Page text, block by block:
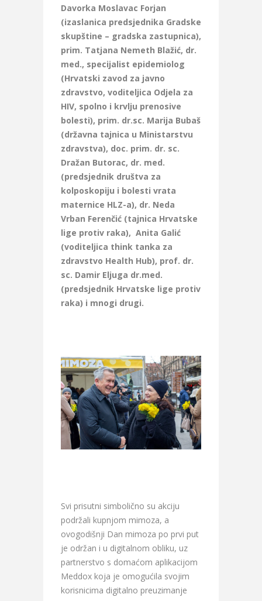
Davorka Moslavac Forjan
(izaslanica predsjednika Gradske
skupštine – gradska zastupnica),
prim. Tatjana Nemeth Blažić, dr.
med., specijalist epidemiolog
(Hrvatski zavod za javno
zdravstvo, voditeljica Odjela za
HIV, spolno i krvlju prenosive
bolesti), prim. dr.sc. Marija Bubaš
(državna tajnica u Ministarstvu
zdravstva), doc. prim. dr. sc.
Dražan Butorac, dr. med.
(predsjednik društva za
kolposkopiju i bolesti vrata
maternice HLZ-a), dr. Neda
Vrban Ferenčić (tajnica Hrvatske
lige protiv raka), Anita Galić
(voditeljica think tanka za
zdravstvo Health Hub), prof. dr.
sc. Damir Eljuga dr.med.
(predsjednik Hrvatske lige protiv
raka) i mnogi drugi.
Svi prisutni simbolično su akciju
podržali kupnjom mimoza, a
ovogodišnji Dan mimoza po prvi put
je održan i u digitalnom obliku, uz
partnerstvo s domaćom aplikacijom
Meddox koja je omogućila svojim
korisnicima digitalno preuzimanje